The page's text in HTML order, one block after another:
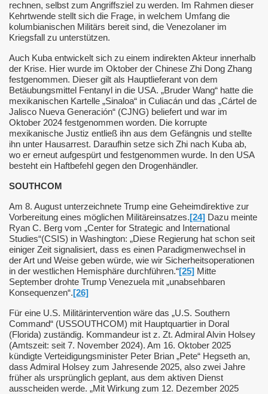
rechnen, selbst zum Angriffsziel zu werden. Im Rahmen dieser
Kehrtwende stellt sich die Frage, in welchem Umfang die
kolumbianischen Militärs bereit sind, die Venezolaner im
Kriegsfall zu unterstützen.
Auch Kuba entwickelt sich zu einem indirekten Akteur innerhalb
der Krise. Hier wurde im Oktober der Chinese Zhi Dong Zhang
festgenommen. Dieser gilt als Hauptlieferant von dem
Betäubungsmittel Fentanyl in die USA. „Bruder Wang“ hatte die
mexikanischen Kartelle „Sinaloa“ in Culiacán und das „Cártel de
Jalisco Nueva Generación“ (CJNG) beliefert und war im
Oktober 2024 festgenommen worden. Die korrupte
mexikanische Justiz entließ ihn aus dem Gefängnis und stellte
ihn unter Hausarrest. Daraufhin setze sich Zhi nach Kuba ab,
wo er erneut aufgespürt und festgenommen wurde. In den USA
besteht ein Haftbefehl gegen den Drogenhändler.
SOUTHCOM
Am 8. August unterzeichnete Trump eine Geheimdirektive zur
Vorbereitung eines möglichen Militäreinsatzes.[24] Dazu meinte
Ryan C. Berg vom „Center for Strategic and International
Studies“(CSIS) in Washington: „Diese Regierung hat schon seit
einiger Zeit signalisiert, dass es einen Paradigmenwechsel in
der Art und Weise geben würde, wie wir Sicherheitsoperationen
in der westlichen Hemisphäre durchführen.“[25] Mitte
September drohte Trump Venezuela mit „unabsehbaren
Konsequenzen“.[26]
Für eine U.S. Militärintervention wäre das „U.S. Southern
Command“ (USSOUTHCOM) mit Hauptquartier in Doral
(Florida) zuständig. Kommandeur ist z. Zt. Admiral Alvin Holsey
(Amtszeit: seit 7. November 2024). Am 16. Oktober 2025
kündigte Verteidigungsminister Peter Brian „Pete“ Hegseth an,
dass Admiral Holsey zum Jahresende 2025, also zwei Jahre
früher als ursprünglich geplant, aus dem aktiven Dienst
ausscheiden werde. „Mit Wirkung zum 12. Dezember 2025